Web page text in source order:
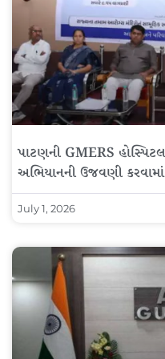
પાટણની GMERS
અભિયાનની ઉજવણી
July 1, 2026